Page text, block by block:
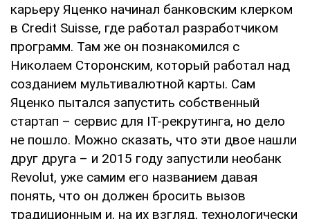
карьеру Яценко начинал банковским клерком
в Credit Suisse, где работал разработчиком
программ. Там же он познакомился с
Николаем Сторонским, который работал над
созданием мультивалютной карты. Сам
Яценко пытался запустить собственный
стартап – сервис для IT-рекрутинга, но дело
не пошло. Можно сказать, что эти двое нашли
друг друга – и 2015 году запустили необанк
Revolut, уже самим его названием давая
понять, что он должен бросить вызов
традиционным и, на их взгляд, технологически